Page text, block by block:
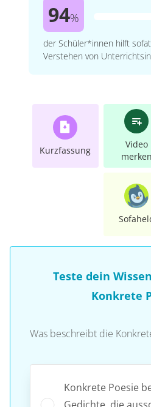
94%
der Schüler*innen hilft
Verstehen von
Kurzfassung
Video
merken
Teste dein
Konkrete
Was beschreibt die
Konkrete Poesie